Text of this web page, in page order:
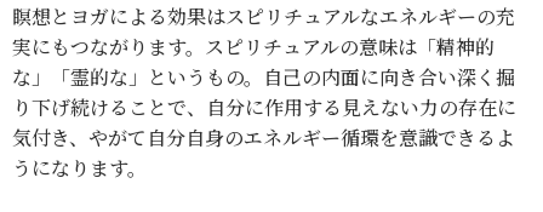
瞑想とヨガによる効果はスピリチュアルなエネルギーの充
実にもつながります。スピリチュアルの意味は「精神的
な」「霊的な」というもの。自己の内面に向き合い深く掘
り下げ続けることで、自分に作用する見えない力の存在に
気付き、やがて自分自身のエネルギー循環を意識できるよ
うになります。